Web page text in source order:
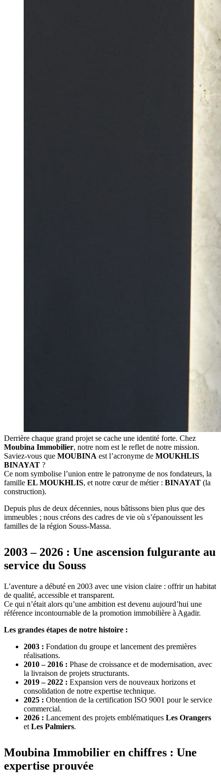
Derrière chaque grand projet se cache une identité forte. Chez
Moubina Immobilier, notre nom est le reflet de notre mission.
Saviez-vous que MOUBINA est l’acronyme de MOUKHLIS
BINAYAT ?
Ce nom symbolise l’union entre le patronyme de nos fondateurs, la
famille EL MOUKHLIS, et notre cœur de métier : BINAYAT (la
construction).
Depuis plus de deux décennies, nous bâtissons bien plus que des
immeubles ; nous créons des cadres de vie où s’épanouissent les
familles de la région Souss-Massa.
2003 – 2026 : Une ascension fulgurante au
service du Souss
L’aventure a débuté en 2003 avec une vision claire : offrir un habitat
de qualité, accessible et transparent.
Ce qui n’était alors qu’une ambition est devenu aujourd’hui une
référence incontournable de la promotion immobilière à Agadir.
Les grandes étapes de notre histoire :
2003 : Fondation du groupe et lancement des premières
réalisations.
2010 – 2016 : Phase de croissance et de modernisation, avec
la livraison de projets structurants.
2019 – 2022 : Expansion vers de nouveaux horizons et
consolidation de notre expertise technique.
2025 : Obtention de la certification ISO 9001 pour le service
commercial.
2026 : Lancement des projets emblématiques Les Orangers
et Les Palmiers.
Moubina Immobilier en chiffres : Une
expertise prouvée